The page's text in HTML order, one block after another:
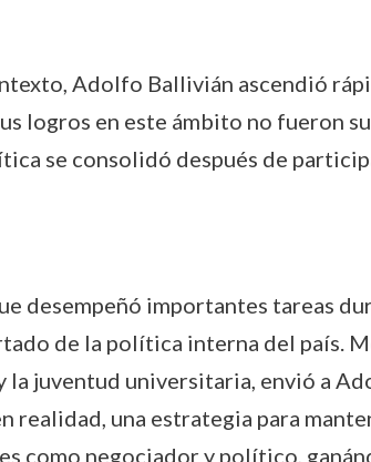
Adolfo Ballivián ascendió
logros en este ámbito no fueron
se consolidó después de
desempeñó importantes tareas
de la política interna del país.
juventud universitaria, envió a
realidad, una estrategia para
como negociador y político,